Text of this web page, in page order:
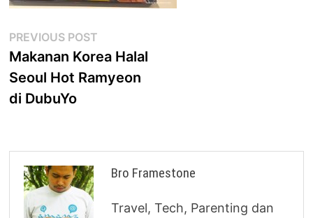
Post
navigation
PREVIOUS POST
post:
Makanan Korea Halal
Seoul Hot Ramyeon
di DubuYo
Bro Framestone
Travel, Tech, Parenting dan